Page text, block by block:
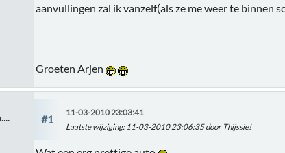
aanvullingen zal ik vanzelf(als ze me weer te binnen
Groeten Arjen
#1
11-03-2010 23:03:41
Laatste wijziging: 11-03-2010 23:06:35 door Thijssie!